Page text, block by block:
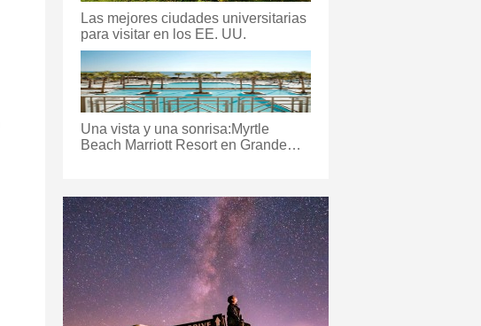
Las mejores ciudades universitarias
para visitar en los EE. UU.
Una vista y una sonrisa:Myrtle
Beach Marriott Resort en Grande